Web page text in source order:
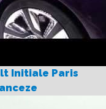
Initiale Paris